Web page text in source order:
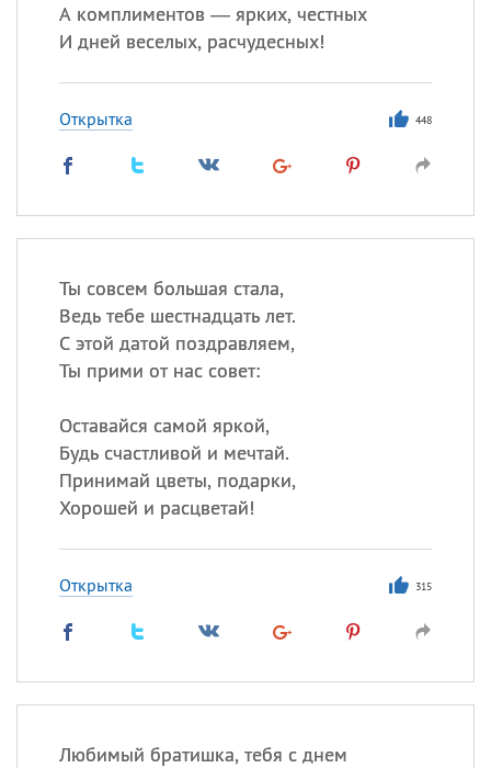
А комплиментов — ярких, честных
И дней веселых, расчудесных!
Открытка 448
Ты совсем большая стала,
Ведь тебе шестнадцать лет.
С этой датой поздравляем,
Ты прими от нас совет:
Оставайся самой яркой,
Будь счастливой и мечтай.
Принимай цветы, подарки,
Хорошей и расцветай!
Открытка 315
Любимый братишка, тебя с днем